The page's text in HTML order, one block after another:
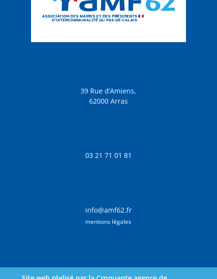
39 Rue d’Amiens,
62000 Arras
03 21 71 01 81
info@amf62.fr
mentions légales